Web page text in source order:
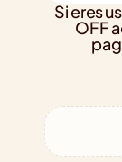
Si eres
OFF